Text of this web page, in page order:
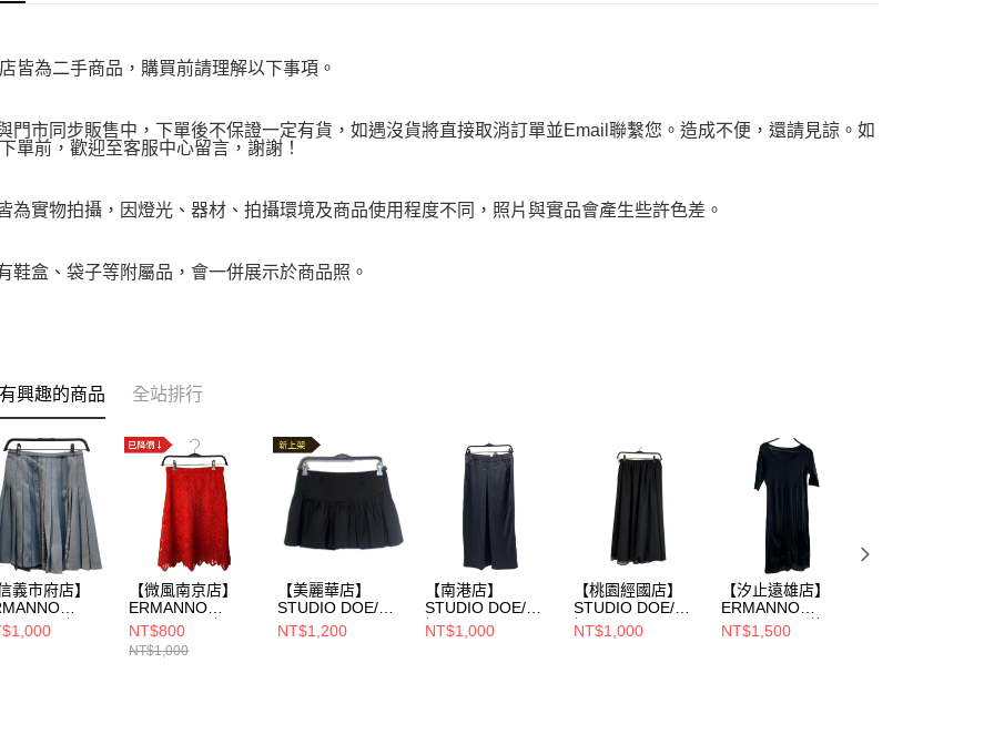
皆為二手商品，購買前請理解以下事項。
門市同步販售中，下單後不保證一定有貨，如遇沒貨將直接取消訂單並Email聯繫您。造成不便，還請見諒。如
單前，歡迎至客服中心留言，謝謝！
為實物拍攝，因燈光、器材、拍攝環境及商品使用程度不同，照片與實品會產生些許色差。
鞋盒、袋子等附屬品，會一併展示於商品照。
興趣的商品 全站排行
義市府店】
裙
D2320322
【微風南京店】
ERMANNO
SCERVINO/裙子/
其他/
NT$800
NT$1,000
【美麗華店】
STUDIO DOE/裙
子/S/
NT$1,200
【南港店】
STUDIO DOE/長
裙/M/
NT$1,000
【桃園經國店】
STUDIO DOE/長
裙/XS/
NT$1,000
【汐止遠雄店】
ERMANNO
SCERVINO/洋
裝/42/D145n009br
NT$1,500